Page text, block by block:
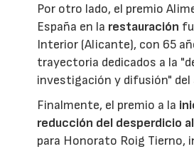
Por otro lado, el premio
España en la restauración
Interior (Alicante), con 65
trayectoria dedicados a la
investigación y difusión" del
Finalmente, el premio a la
reducción del desperdicio
para Honorato Roig Tierno,